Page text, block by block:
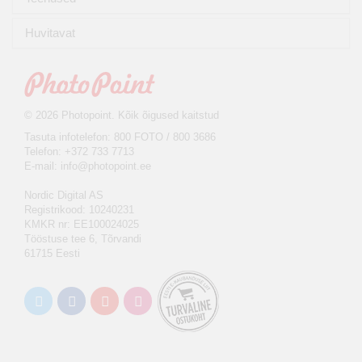
Huvitavat
© 2026 Photopoint. Kõik õigused kaitstud
Tasuta infotelefon: 800 FOTO / 800 3686
Telefon: +372 733 7713
E-mail: info@photopoint.ee
Nordic Digital AS
Registrikood: 10240231
KMKR nr: EE100024025
Tööstuse tee 6, Tõrvandi
61715 Eesti